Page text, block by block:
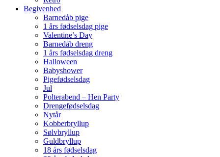
Begivenhed
Barnedåb pige
1 års fødselsdag pige
Valentine’s Day
Barnedåb dreng
1 års fødselsdag dreng
Halloween
Babyshower
Pigefødselsdag
Jul
Polterabend – Hen Party
Drengefødselsdag
Nytår
Kobberbryllup
Sølvbryllup
Guldbryllup
18 års fødselsdag